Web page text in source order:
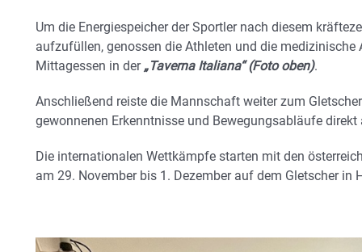
Um die Energiespeicher der Sportler nach diesem
aufzufüllen, genossen die Athleten und die
Mittagessen in der „Taverna Italiana“ (Foto oben).
Anschließend reiste die Mannschaft weiter zum
gewonnenen Erkenntnisse und Bewegungsabläufe
Die internationalen Wettkämpfe starten mit den
am 29. November bis 1. Dezember auf dem Gletscher in